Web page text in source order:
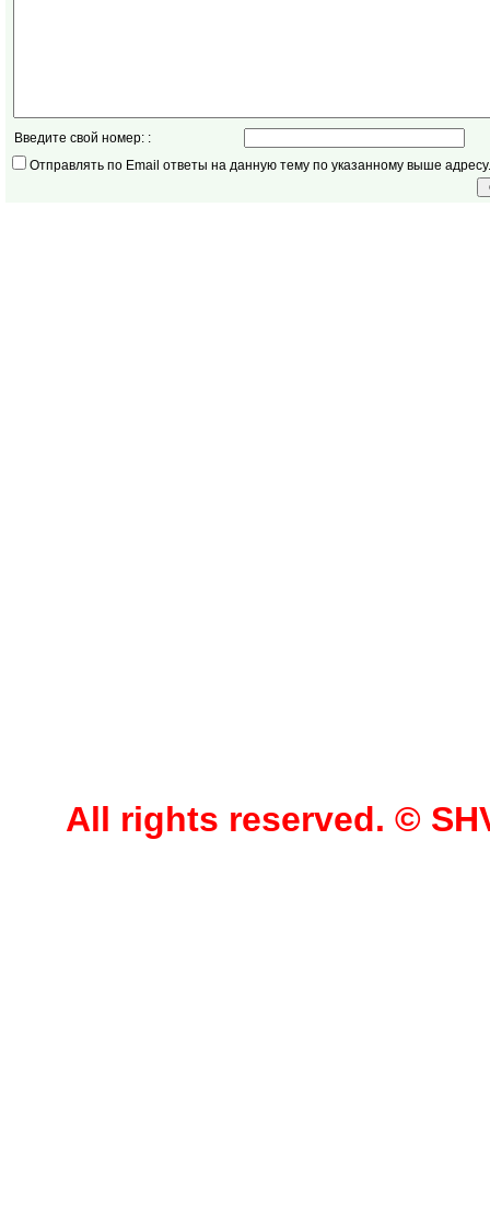
Введите свой номер: :
Отправлять по Email ответы на данную тему по указанному выше адресу.
All rights reserved. ©